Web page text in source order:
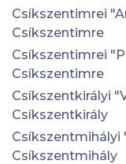
Csíkszentimrei
Csíkszentimre
Csíkszentimrei
Csíkszentimre
Csíkszentkirályi
Csíkszentkirály
Csíkszentmihályi
Csíkszentmihály